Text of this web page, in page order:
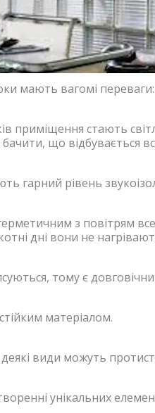
мають вагомі переваги:
приміщення стають
що відбувається
рівень
з повітрям
дні вони не
тому є
матеріалом.
види можуть
унікальних